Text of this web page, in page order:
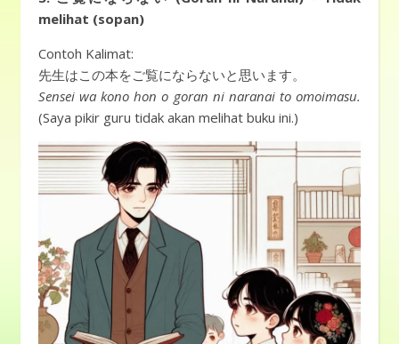
melihat (sopan)
Contoh Kalimat:
先生はこの本をご覧にならないと思います。
Sensei wa kono hon o goran ni naranai to omoimasu.
(Saya pikir guru tidak akan melihat buku ini.)